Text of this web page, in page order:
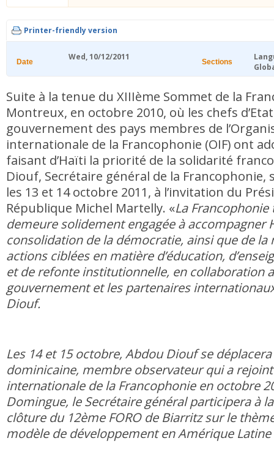
Printer-friendly version
Date Wed, 10/12/2011 Sections
Suite à la tenue du XIIIème Sommet de la
Montreux, en octobre 2010, où les chefs
gouvernement des pays membres de
internationale de la Francophonie (OIF) ont
faisant d’Haïti la priorité de la solidarité
Diouf, Secrétaire général de la Francophonie,
les 13 et 14 octobre 2011, à l’invitation du
République Michel Martelly. «La
demeure solidement engagée à accompagner
consolidation de la démocratie, ainsi que de
actions ciblées en matière d’éducation,
et de refonte institutionnelle, en collaboration
gouvernement et les partenaires
Diouf.
Les 14 et 15 octobre, Abdou Diouf se
dominicaine, membre observateur qui a rejoint
internationale de la Francophonie en octobre
Domingue, le Secrétaire général participera à
clôture du 12ème FORO de Biarritz sur le
modèle de développement en Amérique